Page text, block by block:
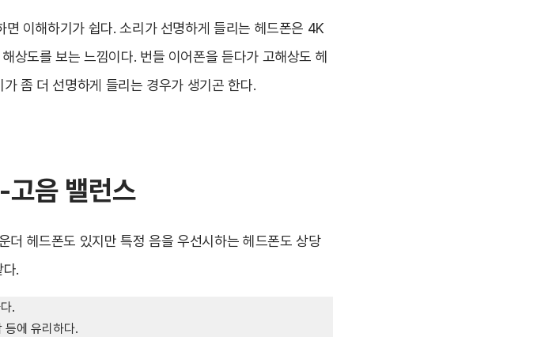
이해하기가 쉽다. 소리가 선명하게 들리는 헤드폰은 4K
상도를 보는 느낌이다. 번들 이어폰을 듣다가 고해상도 헤
좀 더 선명하게 들리는 경우가 생기곤 한다.
음 밸런스
헤드폰도 있지만 특정 음을 우선시하는 헤드폰도 상당
.
.
등에 유리하다.